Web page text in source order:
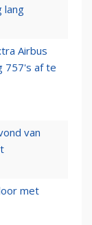
lang
Airbus
757's af te
van
met